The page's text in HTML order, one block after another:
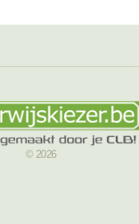
© 2026